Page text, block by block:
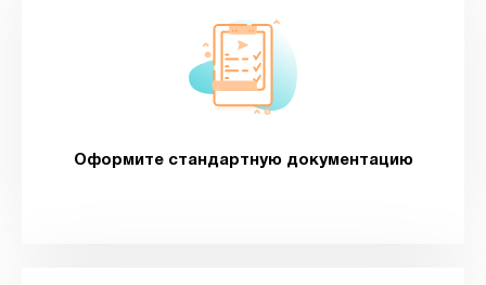
Оформите стандартную документацию